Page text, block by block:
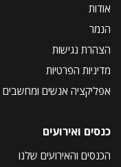
אודות
הנמר
הצהרת נגישות
מדיניות הפרטיות
אפליקציה אנשים ומחשבים
כנסים ואירועים
הכנסים והאירועים שלנו